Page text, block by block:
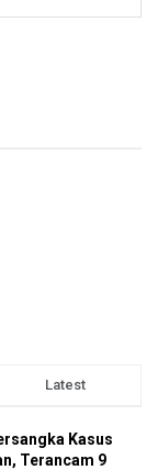
Latest
Kasus
Terancam 9